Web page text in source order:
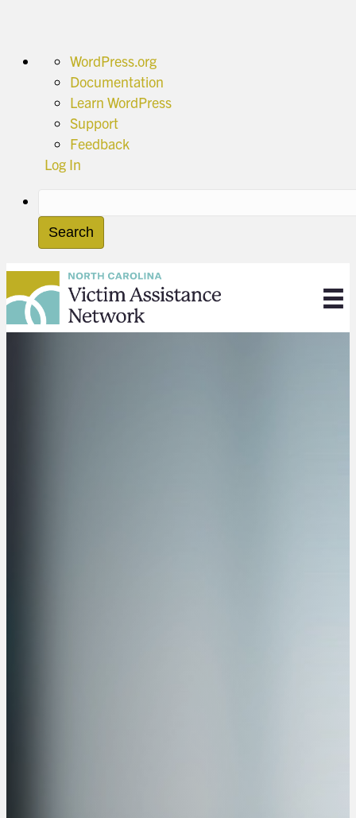
About
WordPress
WordPress.org
Documentation
Learn WordPress
Support
Feedback
Log In
Search